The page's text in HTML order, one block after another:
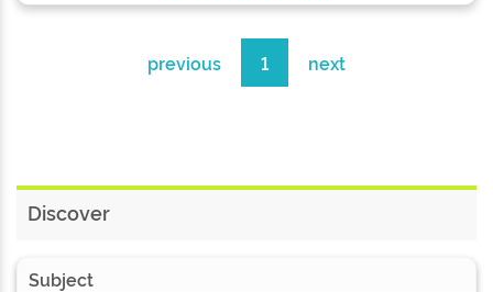
previous 1 next
Discover
Subject